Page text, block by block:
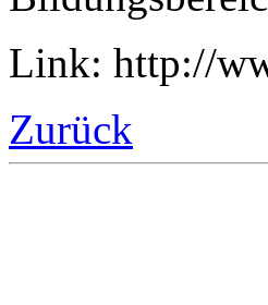
Link: http://
Zurück